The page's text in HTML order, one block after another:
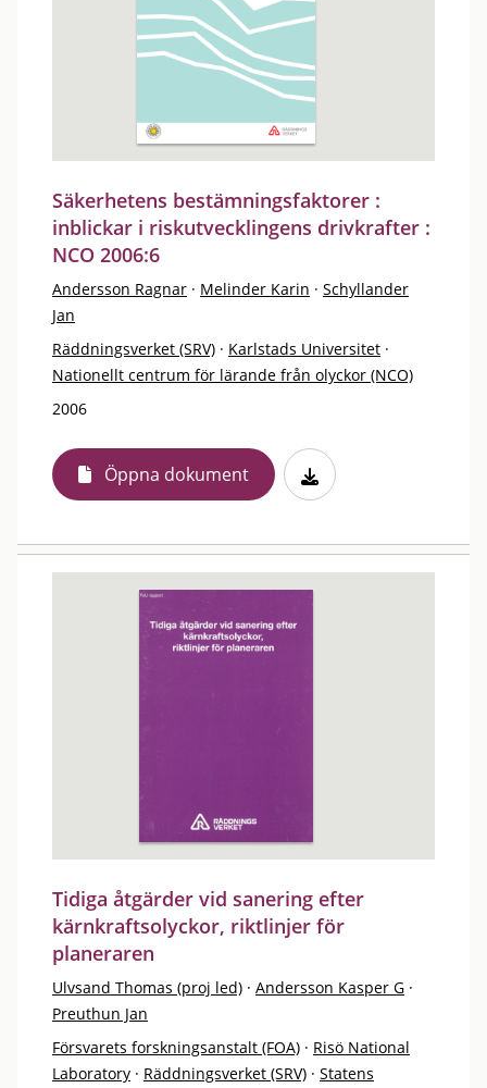
Säkerhetens bestämningsfaktorer :
inblickar i riskutvecklingens drivkrafter :
NCO 2006:6
Andersson Ragnar · Melinder Karin · Schyllander
Jan
Räddningsverket (SRV) · Karlstads Universitet ·
Nationellt centrum för lärande från olyckor (NCO)
2006
Öppna dokument
Tidiga åtgärder vid sanering efter
kärnkraftsolyckor, riktlinjer för
planeraren
Ulvsand Thomas (proj led) · Andersson Kasper G ·
Preuthun Jan
Försvarets forskningsanstalt (FOA) · Risö National
Laboratory · Räddningsverket (SRV) · Statens